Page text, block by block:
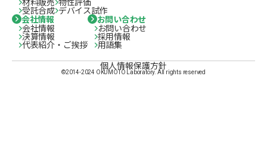
受託合成 デバイス試作
会社情報
会社情報
決算情報
代表紹介・ご挨拶
お問い合わせ
お問い合わせ
採用情報
用語集
©2014-2024 OKUMOTO Laboratory. All rights reserved
個人情報保護方針